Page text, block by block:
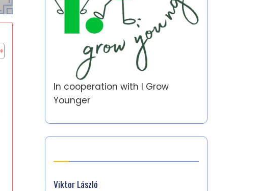
In cooperation with I Grow
Younger
Viktor László